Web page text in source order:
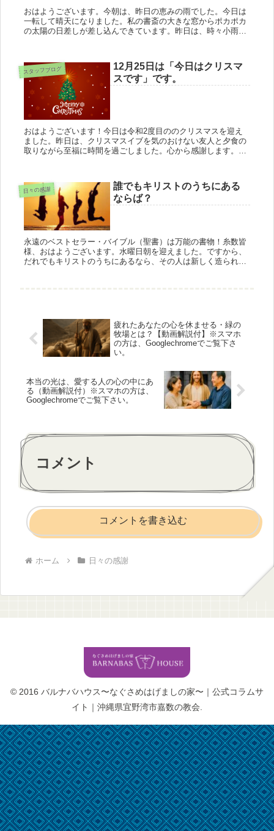
おはようございます。今朝は、昨日の恵みの雨でした。今日は
一転して晴天になりました。私の書斎の大きな窓からポカポカ
の太陽の日差しが差し込んできています。昨日は、時々小雨の
スタッフブログ
12月25日は「今日はクリスマ
スです」です。
おはようございます！今日は令和2度目ののクリスマスを迎え
ました。昨日は、クリスマスイブを気のおけない友人と夕食の
取りながら至福に時間を過ごしました。心から感謝します。今
日々の感謝
誰でもキリストのうちにある
ならば？
永遠のベストセラー・バイブル（聖書）は万能の書物！糸数皆
様、おはようございます。水曜日朝を迎えました。ですから、
だれでもキリストのうちにあるなら、その人は新しく造られた
疲れたあなたの心を休ませる・緑の
牧場とは？【動画解説付】※スマホ
の方は、Googlechromeでご覧下さ
い。
本当の光は、愛する人の心の中にあ
る（動画解説付）※スマホの方は、
Googlechromeでご覧下さい。
コメント
コメントを書き込む
ホーム 日々の感謝
© 2016 バルナバハウス〜なぐさめはげましの家〜｜公式コラムサ
イト｜沖縄県宜野湾市嘉数の教会.